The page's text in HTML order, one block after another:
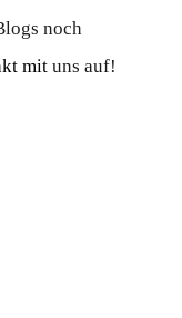
noch
mit uns auf!